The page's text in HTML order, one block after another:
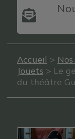
Accueil >
Jouets > Le
du théâtre